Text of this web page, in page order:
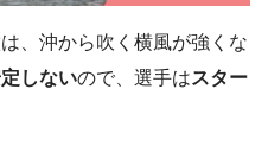
、沖から吹く横風が強くな
しないので、選手はスター